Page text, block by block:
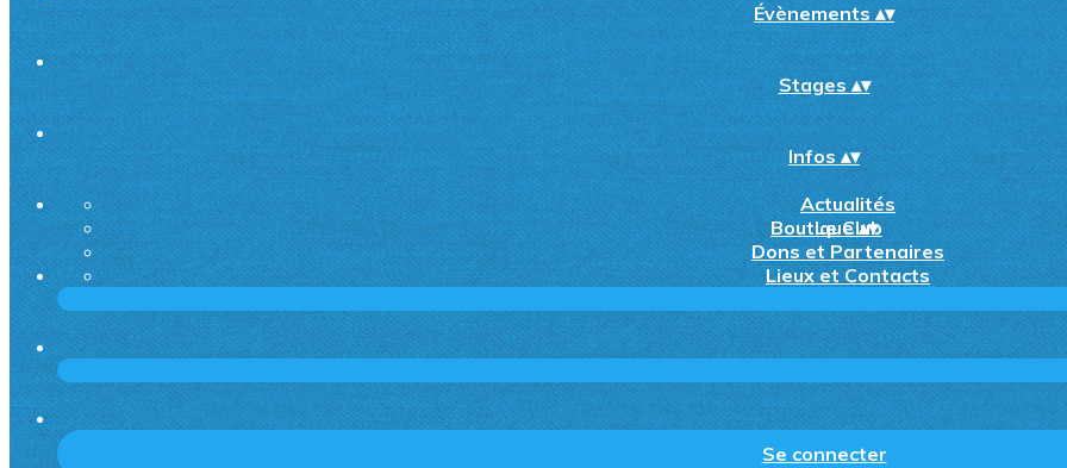
Évènements▴▾
Stages▴▾
Infos▴▾
Actualités
Le Club
Dons et Partenaires
Lieux et Contacts
Boutique▴▾
Se connecter